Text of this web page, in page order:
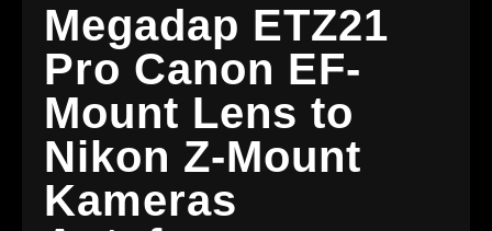
Megadap ETZ21
Pro Canon EF-
Mount Lens to
Nikon Z-Mount
Kameras